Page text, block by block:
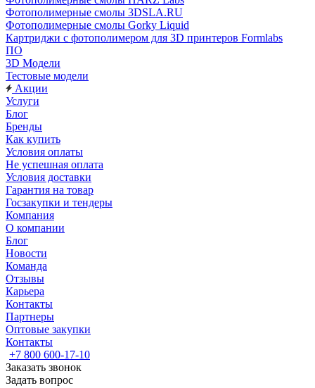
Фотополимерные смолы 3DSLA.RU
Фотополимерные смолы Gorky Liquid
Картриджи с фотополимером для 3D принтеров Formlabs
ПО
3D Модели
Тестовые модели
Акции
Услуги
Блог
Бренды
Как купить
Условия оплаты
Не успешная оплата
Условия доставки
Гарантия на товар
Госзакупки и тендеры
Компания
О компании
Блог
Новости
Команда
Отзывы
Карьера
Контакты
Партнеры
Оптовые закупки
Контакты
+7 800 600-17-10
Заказать звонок
Задать вопрос